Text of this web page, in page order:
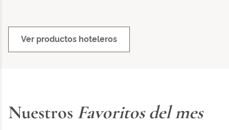
Ver productos hoteleros
Nuestros Favoritos del mes